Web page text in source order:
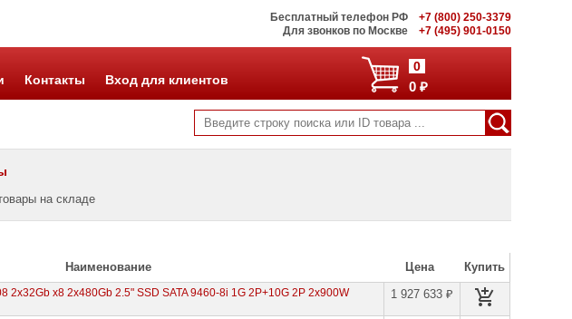
Бесплатный телефон РФ
+7 (800) 250-3379
Для звонков по Москве
+7 (495) 901-0150
0
0 ₽
Контакты Вход для клиентов
на складе
Наименование Цена
Купить
2x32Gb x8 2x480Gb 2.5" SSD SATA 9460-8i 1G 2P+10G 2P 2x900W
1 927 633 ₽